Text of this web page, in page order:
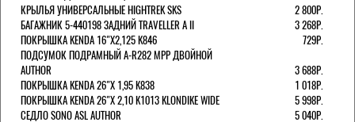
КРЫЛЬЯ УНИВЕРСАЛЬНЫЕ HIGHTREK SKS
2 800Р.
БАГАЖНИК 5-440198 ЗАДНИЙ TRAVELLER A II
3 268Р.
ПОКРЫШКА KENDA 16"Х2,125 K846
729Р.
ПОДСУМОК ПОДРАМНЫЙ A-R282 MPP ДВОЙНОЙ
AUTHOR
3 688Р.
ПОКРЫШКА KENDA 26"Х 1,95 K838
1 018Р.
ПОКРЫШКА KENDA 26"Х 2,10 K1013 KLONDIKE WIDE
5 998Р.
СЕДЛО SONO ASL AUTHOR
5 040Р.